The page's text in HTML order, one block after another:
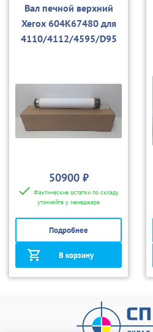
Вал печной верхний
Xerox 604K67480 для
4110/4112/4595/D95
50900 ₽
Фактические остатки по складу
уточняйте у менеджера
Подробнее
В корзину